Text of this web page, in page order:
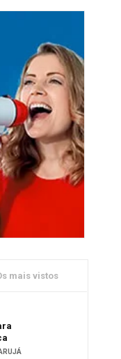
mais vistos